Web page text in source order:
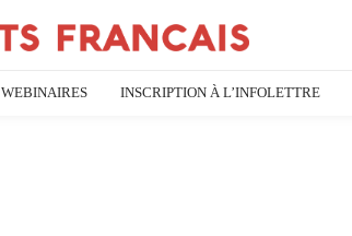
WEBINAIRES INSCRIPTION À L’INFOLETTRE